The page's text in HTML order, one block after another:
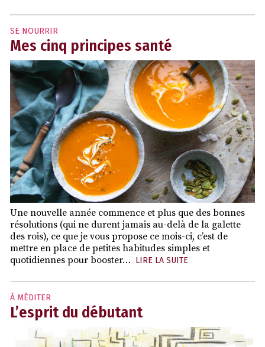
SE NOURRIR
Mes cinq principes santé
Une nouvelle année commence et plus que des bonnes
résolutions (qui ne durent jamais au-delà de la galette
des rois), ce que je vous propose ce mois-ci, c’est de
mettre en place de petites habitudes simples et
quotidiennes pour booster… LIRE LA SUITE
À MÉDITER
L’esprit du débutant